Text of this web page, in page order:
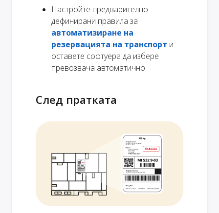
Настройте предварително
дефинирани правила за
автоматизиране на
резервацията на транспорт и
оставете софтуера да избере
превозвача автоматично
След пратката